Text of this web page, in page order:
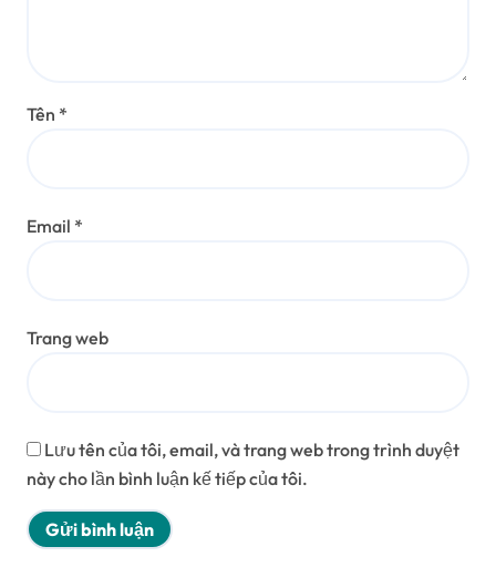
Tên *
Email *
Trang web
Lưu tên của tôi, email, và trang web trong trình duyệt
này cho lần bình luận kế tiếp của tôi.